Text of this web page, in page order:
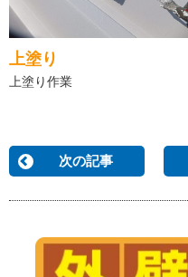
上塗り
上塗り作業
次の記事